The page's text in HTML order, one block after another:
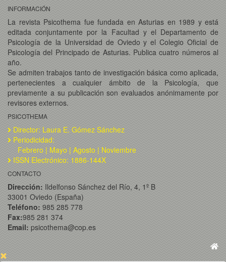
INFORMACIÓN
La revista Psicothema fue fundada en Asturias en 1989 y está
editada conjuntamente por la Facultad y el Departamento de
Psicología de la Universidad de Oviedo y el Colegio Oficial de
Psicología del Principado de Asturias. Publica cuatro números al
año.
Se admiten trabajos tanto de investigación básica como aplicada,
pertenecientes a cualquier ámbito de la Psicología, que
previamente a su publicación son evaluados anónimamente por
revisores externos.
PSICOTHEMA
Director: Laura E. Gómez Sánchez
Periodicidad:
Febrero | Mayo | Agosto | Noviembre
ISSN Electrónico: 1886-144X
CONTACTO
Dirección: Ildelfonso Sánchez del Río, 4, 1º B
33001 Oviedo (España)
Teléfono: 985 285 778
Fax:985 281 374
Email: psicothema@cop.es